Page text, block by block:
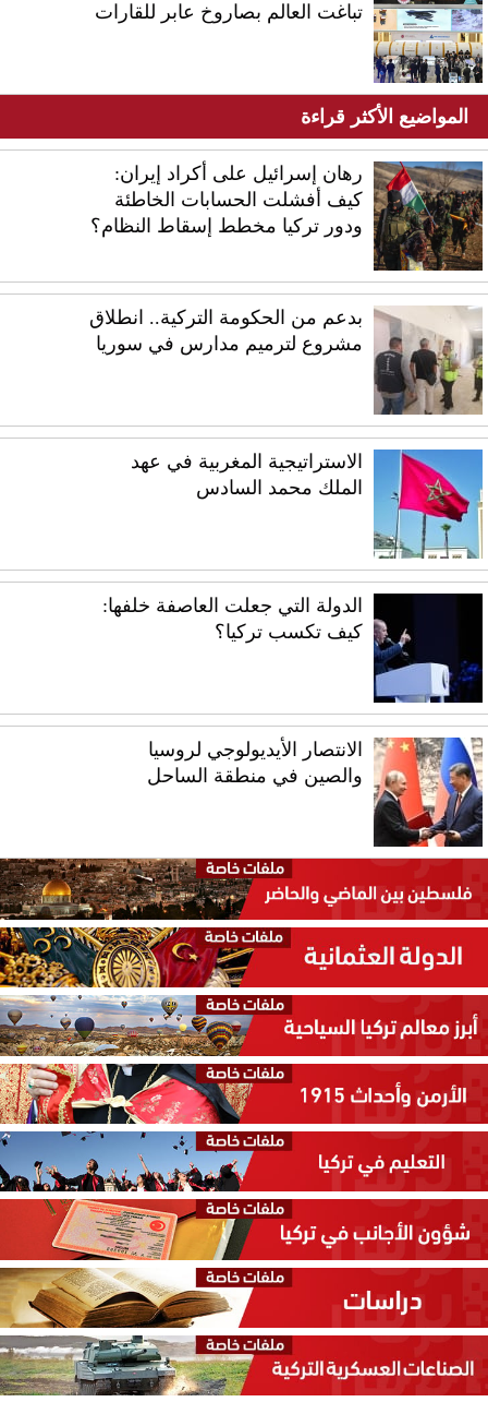
تباغت العالم بصاروخ عابر للقارات
المواضيع الأكثر قراءة
رهان إسرائيل على أكراد إيران:
كيف أفشلت الحسابات الخاطئة
ودور تركيا مخطط إسقاط النظام؟
بدعم من الحكومة التركية.. انطلاق
مشروع لترميم مدارس في سوريا
الاستراتيجية المغربية في عهد
الملك محمد السادس
الدولة التي جعلت العاصفة خلفها:
كيف تكسب تركيا؟
الانتصار الأيديولوجي لروسيا
والصين في منطقة الساحل